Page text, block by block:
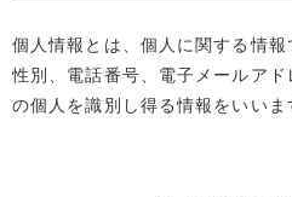
個人情報とは、個人に関する情報
性別、電話番号、電子メールア
の個人を識別し得る情報をいいま